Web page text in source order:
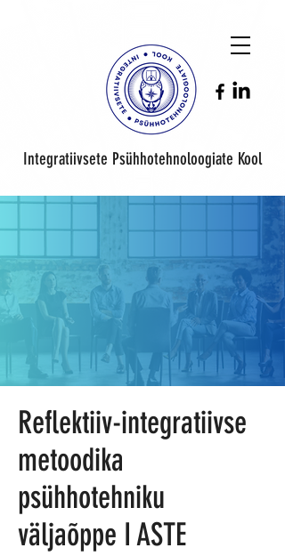
Integratiivsete Psühhotehnoloogiate Kool
Reflektiiv-integratiivse
metoodika
psühhotehniku
väljaõppe I ASTE